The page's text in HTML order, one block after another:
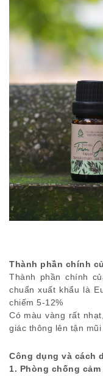
Thành phần chính
Thành phần chính
chuẩn xuất khẩu là
chiếm 5-12%
Có màu vàng rất
giác thông lên tận
Công dụng và cách
1. Phòng chống